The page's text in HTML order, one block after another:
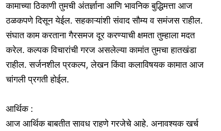
कामाच्या ठिकाणी तुमची अंतर्ज्ञाना आणि भावनिक बुद्धिमत्ता आज
ठळकपणे दिसून येईल. सहकाऱ्यांशी संवाद सौम्य व समंजस राहील.
संघात काम करताना गैरसमज दूर करण्याची क्षमता तुम्हाला मदत
करेल. कल्पक विचारांची गरज असलेल्या कामांत तुमचा हातखंडा
राहील. सर्जनशील प्रकल्प, लेखन किंवा कलाविषयक कामात आज
चांगली प्रगती होईल.
आर्थिक :
आज आर्थिक बाबतीत सावध राहणे गरजेचे आहे. अनावश्यक खर्च